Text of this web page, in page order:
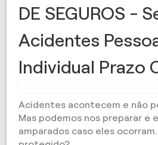
DE SEGUROS -
Acidentes
Individual Prazo
Acidentes acontecem e não
Mas podemos nos preparar e
amparados caso eles